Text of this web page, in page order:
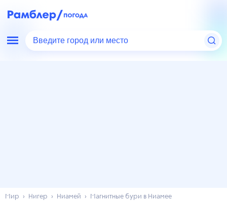
Введите город или место
Мир Нигер Ниамей Магнитные бури в Ниамее